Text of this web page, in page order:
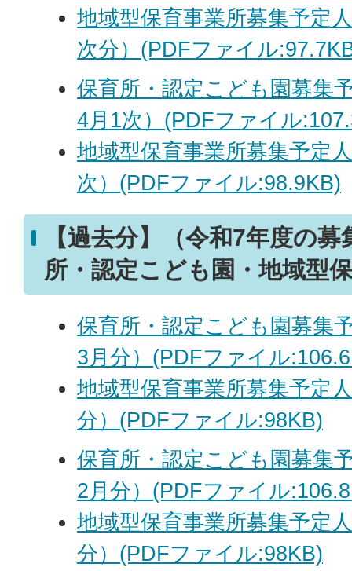
地域型保育事業所募集予定
次分）(PDFファイル
保育所・認定こども園募集
4月1次）(PDFファイル
地域型保育事業所募集予定
次）(PDFファイル:98.9KB)
【過去分】（令和7年度の
所・認定こども園・地域型
保育所・認定こども園募集
3月分）(PDFファイル
地域型保育事業所募集予定
分）(PDFファイル:98KB)
保育所・認定こども園募集
2月分）(PDFファイル
地域型保育事業所募集予定
分）(PDFファイル:98KB)